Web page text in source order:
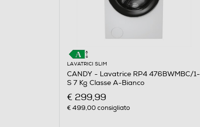
LAVATRICI SLIM
CANDY - Lavatrice RP4 476BWMBC/1-
S 7 Kg Classe A-Bianco
€ 299,99
€ 499,00consigliato